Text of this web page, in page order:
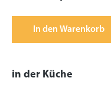
In den Warenkorb
in der Küche